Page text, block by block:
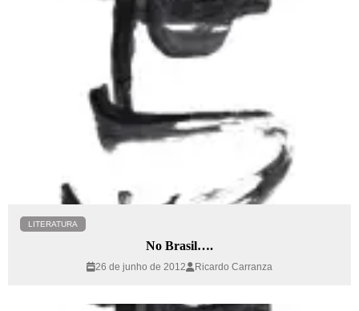
LITERATURA
No Brasil….
26 de junho de 2012 Ricardo Carranza